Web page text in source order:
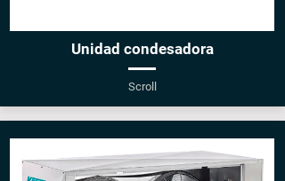
Unidad condesadora
Scroll